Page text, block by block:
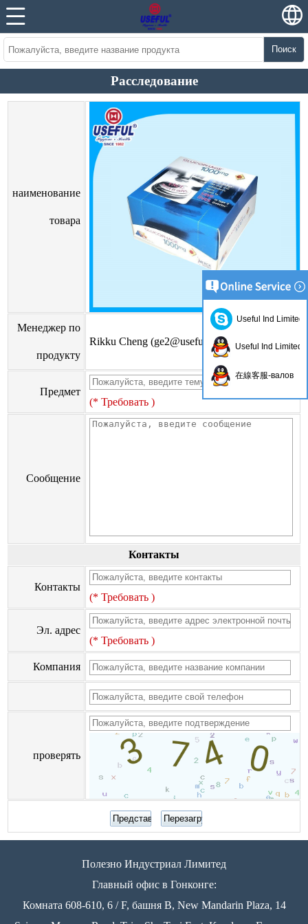
Поиск
Расследование
наименование
товара
Менеджер по
продукту
Rikku Cheng (ge2@usefulhk.com )
Предмет
(* Требовать )
Сообщение
Контакты
Контакты
(* Требовать )
Эл. адрес
(* Требовать )
Компания
проверять
Полезно Индустриал Лимитед
Главный офис в Гонконге:
Комната 608-610, 6 / F, башня B, New Mandarin Plaza, 14
Useful Ind Limited
Useful Ind Limited
在線客服-валов